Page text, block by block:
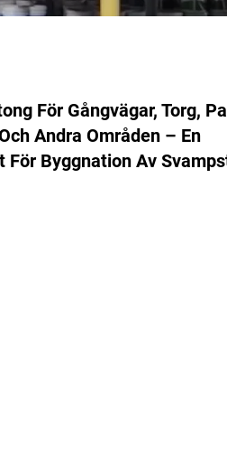
För Gångvägar, Torg,
Andra Områden – En
För Byggnation Av